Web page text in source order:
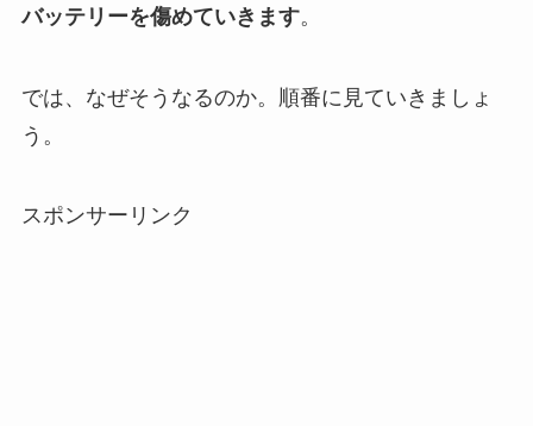
バッテリーを傷めていきます。
では、なぜそうなるのか。順番に見ていきましょ
う。
スポンサーリンク